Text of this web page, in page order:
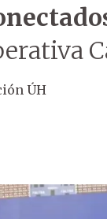
ÚH